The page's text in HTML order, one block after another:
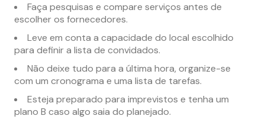
Faça pesquisas e compare serviços antes de
escolher os fornecedores.
Leve em conta a capacidade do local escolhido
para definir a lista de convidados.
Não deixe tudo para a última hora, organize-se
com um cronograma e uma lista de tarefas.
Esteja preparado para imprevistos e tenha um
plano B caso algo saia do planejado.